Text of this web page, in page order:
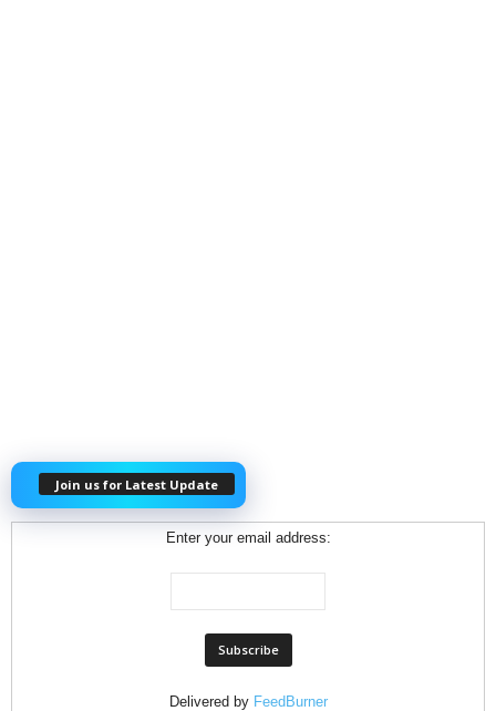
Join us for Latest Update
Enter your email address:
Delivered by FeedBurner